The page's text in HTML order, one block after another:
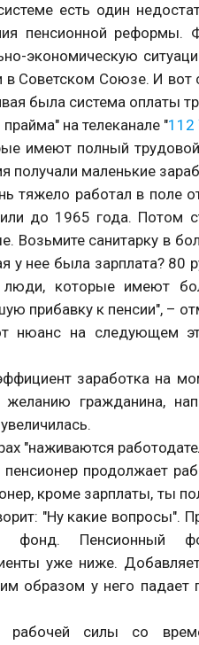
есть один
пенсионной реформы.
экономическую
Советском Союзе. И вот
была система оплаты
на телеканале "112
имеют полный
получали маленькие
тяжело работал в поле
до 1965 года. Потом
Возьмите санитарку в
у нее была зарплата? 80
которые имеют
прибавку к пенсии", –
нюанс на следующем
заработка на
гражданина,
"наживаются
продолжает
кроме зарплаты, ты
"Ну какие вопросы".
фонд. Пенсионный
уже ниже.
образом у него падает
силы со